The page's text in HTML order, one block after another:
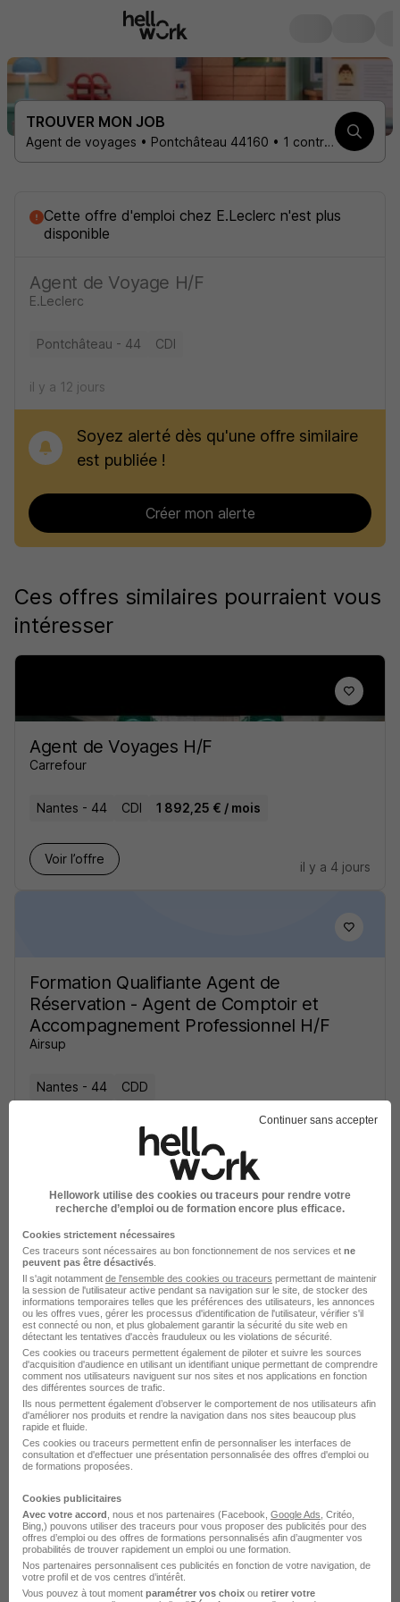
TROUVER MON JOB
Agent de voyages • Pontchâteau 44160 • 1 contrat
Cette offre d'emploi chez E.Leclerc n'est plus
disponible
Agent de Voyage H/F
E.Leclerc
Pontchâteau - 44 CDI
il y a 12 jours
Soyez alerté dès qu'une offre similaire
est publiée !
Créer mon alerte
Ces offres similaires pourraient vous
intéresser
Agent de Voyages H/F
Carrefour
Nantes - 44 CDI 1 892,25 € / mois
Voir l’offre
il y a 4 jours
Formation Qualifiante Agent de
Réservation - Agent de Comptoir et
Accompagnement Professionnel H/F
Airsup
Nantes - 44 CDD
Assistant Commercial Tourisme H/F
Groupe Karavel
Nantes - 44 CDI
Voir l’offre
il y a 17 jours
Agent de Parc - Chauffeur PL - Pornic
H/F
Loxam
Pornic - 44 CDI
Continuer sans accepter
Hellowork utilise des cookies ou traceurs pour rendre votre
recherche d’emploi ou de formation encore plus efficace.
Cookies strictement nécessaires
Ces traceurs sont nécessaires au bon fonctionnement de nos services et ne
peuvent pas être désactivés
Il s'agit notamment de l'ensemble des cookies ou traceurs permettant de maintenir
la session de l'utilisateur active pendant sa navigation sur le site, de stocker des
informations temporaires telles que les préférences des utilisateurs, les annonces
ou les offres vues, gérer les processus d'identification de l'utilisateur, vérifier s'il
est connecté ou non, et plus globalement garantir la sécurité du site web en
détectant les tentatives d'accès frauduleux ou les violations de sécurité.
Ces cookies ou traceurs permettent également de piloter et suivre les sources
d'acquisition d'audience en utilisant un identifiant unique permettant de comprendre
comment nos utilisateurs naviguent sur nos sites et nos applications en fonction
des différentes sources de trafic.
Ils nous permettent également d’observer le comportement de nos utilisateurs afin
d'améliorer nos produits et rendre la navigation dans nos sites beaucoup plus
rapide et fluide.
Ces cookies ou traceurs permettent enfin de personnaliser les interfaces de
consultation et d'effectuer une présentation personnalisée des offres d'emploi ou
de formations proposées.
Cookies publicitaires
Avec votre accord , nous et nos partenaires (Facebook, Google Ads , Critéo,
Bing,) pouvons utiliser des traceurs pour vous proposer des publicités pour des
offres d’emploi ou des offres de formations personnalisés afin d’augmenter vos
probabilités de trouver rapidement un emploi ou une formation.
Nos partenaires personnalisent ces publicités en fonction de votre navigation, de
votre profil et de vos centres d’intérêt.
Vous pouvez à tout moment paramétrer vos choix ou retirer votre